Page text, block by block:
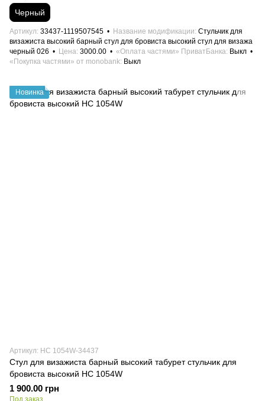
Черный
Артикул 33437-1119507545 Название модификации Стульчик для
визажиста высокий барный стул для бровиста высокий стул для визажа
черный 026
Цена 3000.00 «Оплата частями» ПриватБанка Выкл
«Покупка частями» от monobank Выкл
Новинка
Артикул: HC 1054W-34437
Стул для визажиста барный высокий табурет стульчик для
бровиста высокий HC 1054W
1 900.00 грн
Под заказ